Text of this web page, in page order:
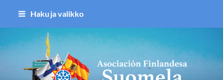
Siirry
sivun
sisältöön
Haku ja valikko
Asociación Finlandesa Suomela